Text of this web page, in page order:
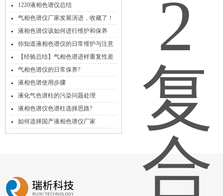
1220液相色谱仪总结
气相色谱仪厂家发展演进，收藏了！
液相色谱仪该如何进行维护和保养
你知道液相色谱仪的日常维护与注意
事项吗?看了你就知道了
【经验总结】气相色谱进样重复性差
的N个原因
气相色谱仪的日常保养?
液相色谱使用步骤
液化气色谱柱的污染问题处理
液相色谱仪色谱柱选择思路?
如何选择国产液相色谱仪厂家